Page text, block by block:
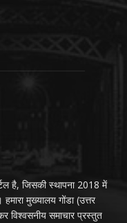
है, जिसकी स्थापना 2018 में
मुख्यालय गोंडा (उत्तर
विश्वसनीय समाचार प्रस्तुत